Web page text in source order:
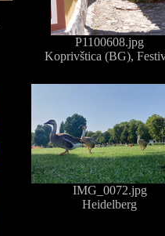
P1100608.jpg
Koprivštica (BG),
IMG_0072.jpg
Heidelberg